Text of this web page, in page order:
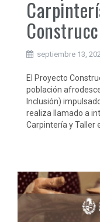
septiembre 13,
El Proyecto
población
Inclusión)
realiza llamado a
Carpintería y Taller